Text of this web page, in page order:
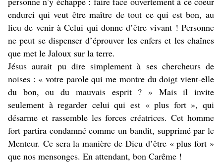
endurci qui veut être maître de tout ce qui est bon, au
lieu de venir à Celui qui donne d’être vivant ! Personne
ne peut se dispenser d’éprouver les enfers et les chaînes
que met le Jaloux sur la terre.
Jésus aurait pu dire simplement à ses chercheurs de
noises : « votre parole qui me montre du doigt vient-elle
du bon, ou du mauvais esprit ? » Mais il invite
seulement à regarder celui qui est « plus fort », qui
désarme et rassemble les forces créatrices. Cet homme
fort partira condamné comme un bandit, supprimé par le
Menteur. Ce sera la manière de Dieu d’être « plus fort »
que nos mensonges. En attendant, bon Carême !